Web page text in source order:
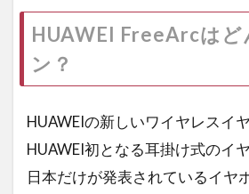
HUAWEI FreeArcはど
ン？
HUAWEIの新しいワイヤレスイ
HUAWEI初となる耳掛け式のイ
日本だけが発表されているイヤ